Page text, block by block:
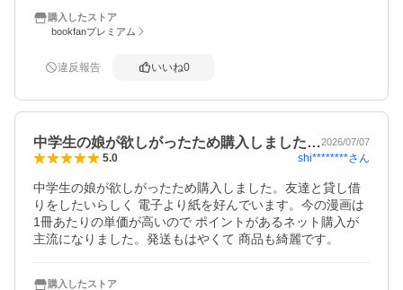
購入したストア
bookfanプレミアム
違反報告 いいね0
中学生の娘が欲しがったため購入しました…2026/07/07
5.0 shi********さん
中学生の娘が欲しがったため購入しました。友達と貸し借
りをしたいらしく 電子より紙を好んでいます。今の漫画は
1冊あたりの単価が高いので ポイントがあるネット購入が
主流になりました。発送もはやくて 商品も綺麗です。
購入したストア